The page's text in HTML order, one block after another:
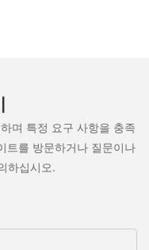
며 특정 요구 사항을 충족
트를 방문하거나 질문이나
하십시오.